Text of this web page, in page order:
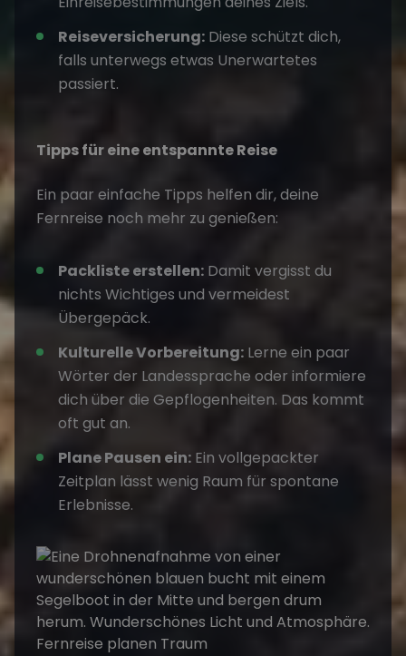
Reiseversicherung: Diese schützt dich,
falls unterwegs etwas Unerwartetes
passiert.
Tipps für eine entspannte Reise
Ein paar einfache Tipps helfen dir, deine
Fernreise noch mehr zu genießen:
Packliste erstellen: Damit vergisst du
nichts Wichtiges und vermeidest
Übergepäck.
Kulturelle Vorbereitung: Lerne ein paar
Wörter der Landessprache oder informiere
dich über die Gepflogenheiten. Das kommt
oft gut an.
Plane Pausen ein: Ein vollgepackter
Zeitplan lässt wenig Raum für spontane
Erlebnisse.